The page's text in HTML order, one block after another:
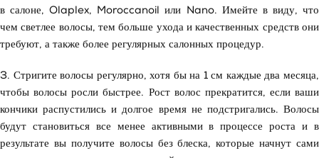
в салоне, Olaplex, Moroccanoil или Nano. Имейте в виду, что
чем светлее волосы, тем больше ухода и качественных средств они
требуют, а также более регулярных салонных процедур.
3. Стригите волосы регулярно, хотя бы на 1 см каждые два месяца,
чтобы волосы росли быстрее. Рост волос прекратится, если ваши
кончики распустились и долгое время не подстригались. Волосы
будут становиться все менее активными в процессе роста и в
результате вы получите волосы без блеска, которые начнут сами